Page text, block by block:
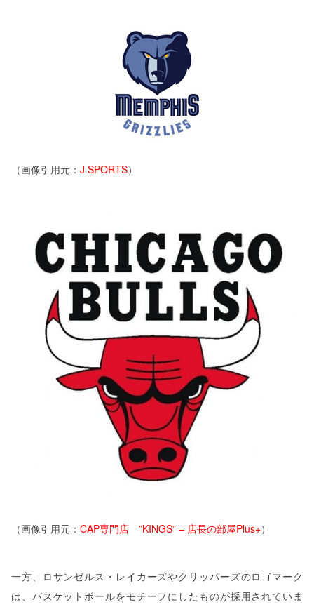
（画像引用元： J SPORTS）
（画像引用元： CAP専門店 ”KINGS” – 店長の部屋Plus+）
一方、ロサンゼルス・レイカーズやクリッパーズのロゴマーク
は、バスケットボールをモチーフにしたものが採用されていま